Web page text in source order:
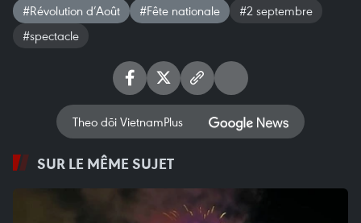
#Révolution d’Août #Fête nationale
#2 septembre
#spectacle
Theo dõi VietnamPlus
SUR LE MÊME SUJET